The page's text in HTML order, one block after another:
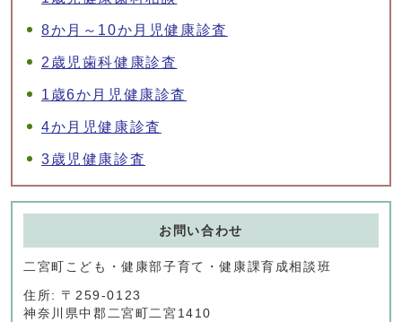
8か月～10か月児健康診査
2歳児歯科健康診査
1歳6か月児健康診査
4か月児健康診査
3歳児健康診査
お問い合わせ
二宮町こども・健康部子育て・健康課育成相談班
住所: 〒259-0123
神奈川県中郡二宮町二宮1410